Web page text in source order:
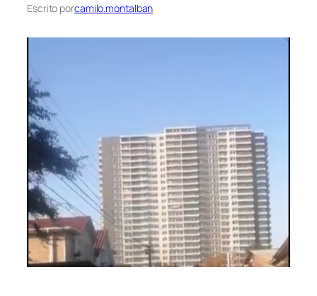
Escrito porcamilo.montalban